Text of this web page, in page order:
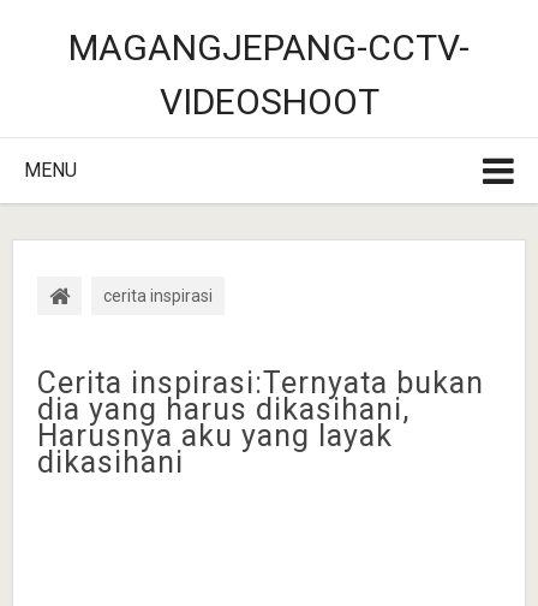
MAGANGJEPANG-CCTV-
VIDEOSHOOT
MENU
cerita inspirasi
Cerita inspirasi:Ternyata bukan
dia yang harus dikasihani,
Harusnya aku yang layak
dikasihani